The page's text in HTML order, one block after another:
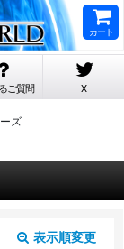
カート
ご質問 X
ズ
表示順変更